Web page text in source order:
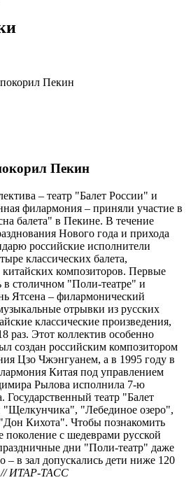
Пекин
Пекин
– театр "Балет России" и
филармония – приняли участие в
балета" в Пекине. В течение
Нового года и прихода
российские исполнители
классических балета,
композиторов. Первые
в столичном "Поли-театре" и
Ятсена – филармонический
отрывки из русских
классические произведения,
раз. Этот коллектив особенно
создан российским композитором
Цзо Чжэнгуанем, а в 1995 году в
Китая под управлением
Рылова исполнила 7-ю
театр "Балет
"Лебединое озеро",
Кихота". Чтобы познакомить
поколение с шедеврами русской
дни "Поли-театр" даже
– в зал допускались дети ниже 120
// ИТАР-ТАСС